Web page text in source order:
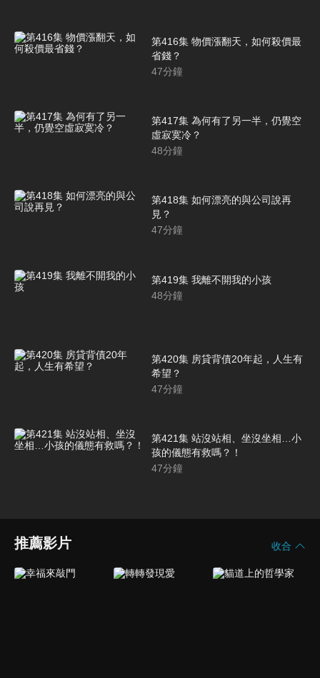
第416集 物價漲翻天，如何殺價最
省錢？
47分鐘
第417集 為何有了另一半，仍覺空
虛寂寞冷？
48分鐘
第418集 如何漂亮的與公司說再
見？
47分鐘
第419集 我離不開我的小孩
48分鐘
第420集 房貸背債20年起，人生有
希望？
47分鐘
第421集 站沒站相、坐沒坐相…小
孩的儀態有救嗎？！
47分鐘
推薦影片 收合